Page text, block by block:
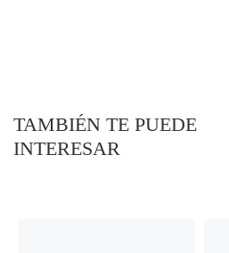
TAMBIÉN TE PUEDE
INTERESAR